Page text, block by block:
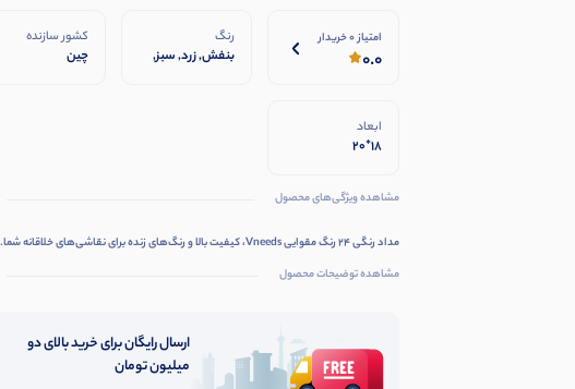
امتیاز 0 خریدار
0.0
رنگ
بنفش, زرد, سبز,
کشور سازنده
چین
ابعاد
18*20
مشاهده ویژگی‌های محصول
مداد رنگی 24 رنگ مقوایی Vneeds، کیفیت بالا و رنگ‌های زنده برای نقاشی‌های خلاقانه شما.
مشاهده توضیحات محصول
ارسال رایگان برای خرید بالای دو
میلیون تومان